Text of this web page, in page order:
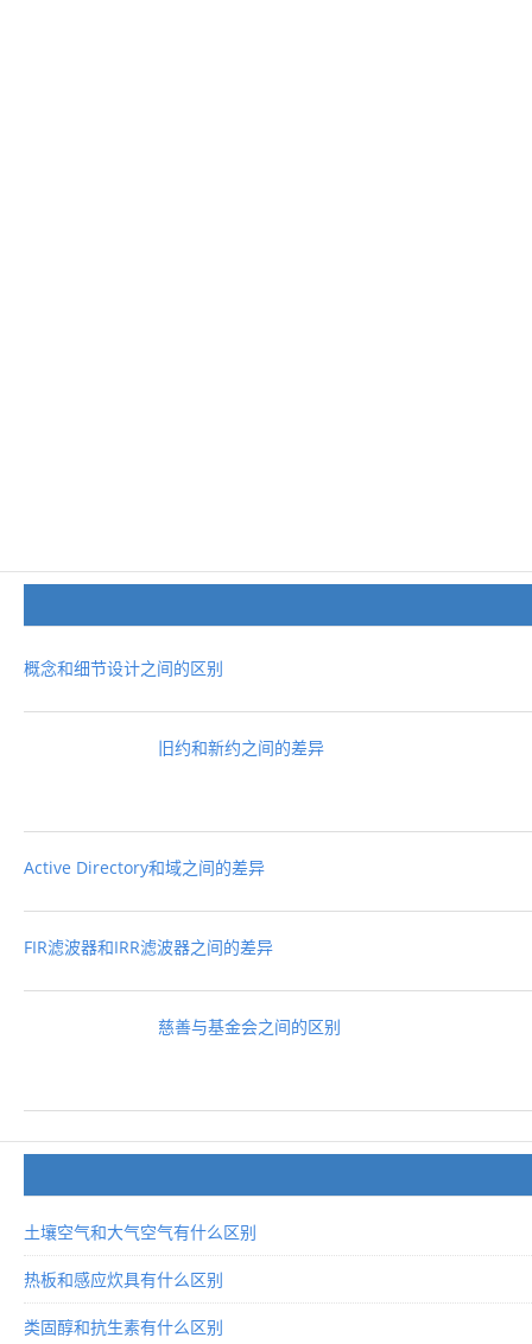
概念和细节设计之间的区别
旧约和新约之间的差异
Active Directory和域之间的差异
FIR滤波器和IRR滤波器之间的差异
慈善与基金会之间的区别
土壤空气和大气空气有什么区别
热板和感应炊具有什么区别
类固醇和抗生素有什么区别